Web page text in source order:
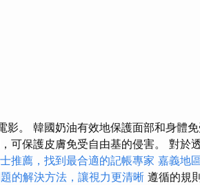
影。 韓國奶油有效地保護面部和身體
可保護皮膚免受自由基的侵害。 對於
推薦，找到最合適的記帳專家 嘉義地
的解決方法，讓視力更清晰 遵循的規